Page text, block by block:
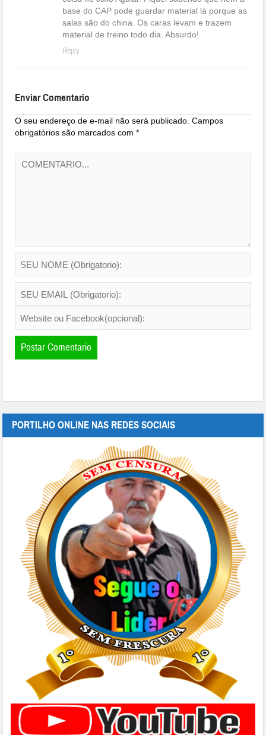
base do CAP pode guardar material lá porque as
salas são do china. Os caras levam e trazem
material de treino todo dia. Absurdo!
Reply
Enviar Comentario
O seu endereço de e-mail não será publicado. Campos
obrigatórios são marcados com*
PORTILHO ONLINE NAS REDES SOCIAIS